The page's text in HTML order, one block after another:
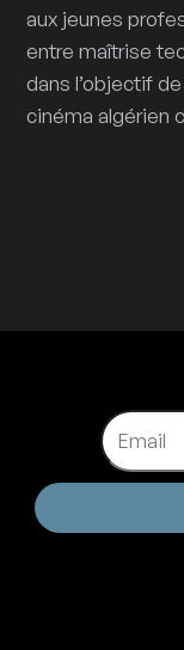
aux jeunes
entre maîtrise
dans l’objectif
cinéma algérien
Email